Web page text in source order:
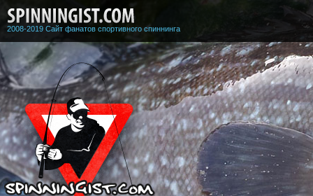
2008-2019 Сайт фанатов спортивного спиннинга